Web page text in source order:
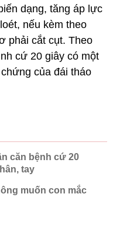
dạng, tăng áp lực
nếu kèm theo
phải cắt cụt. Theo
cứ 20 giây có một
của đái tháo
căn bệnh cứ 20
tay
muốn con mắc